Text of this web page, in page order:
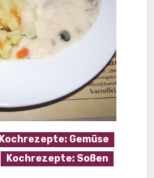
Kochrezepte: Gemüse
Kochrezepte: Soßen